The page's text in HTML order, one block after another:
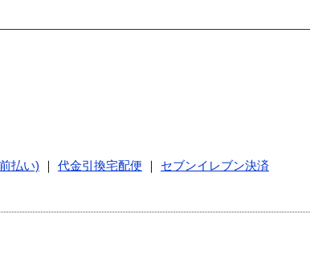
払い) 代金引換宅配便
セブンイレブン決済